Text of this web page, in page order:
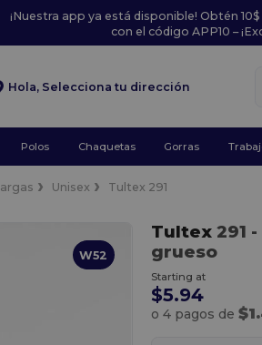
¡Nuestra app ya está disponible! Obtén
con el código APP10 –
Hola, Selecciona tu dirección
Polos Chaquetas Gorras
Unisex Tultex 291
W52
Tultex291
grueso
Starting at
$5.94
o 4 pagos de